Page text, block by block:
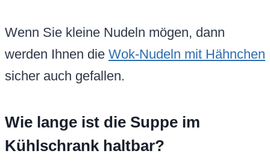
Wenn Sie kleine Nudeln mögen, dann
werden Ihnen die Wok-Nudeln mit Hähnchen
sicher auch gefallen.
Wie lange ist die Suppe im
Kühlschrank haltbar?